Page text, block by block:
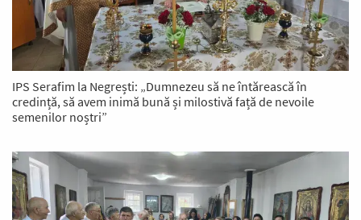
IPS Serafim la Negrești: „Dumnezeu să ne întărească în
credință, să avem inimă bună și milostivă față de nevoile
semenilor noștri”